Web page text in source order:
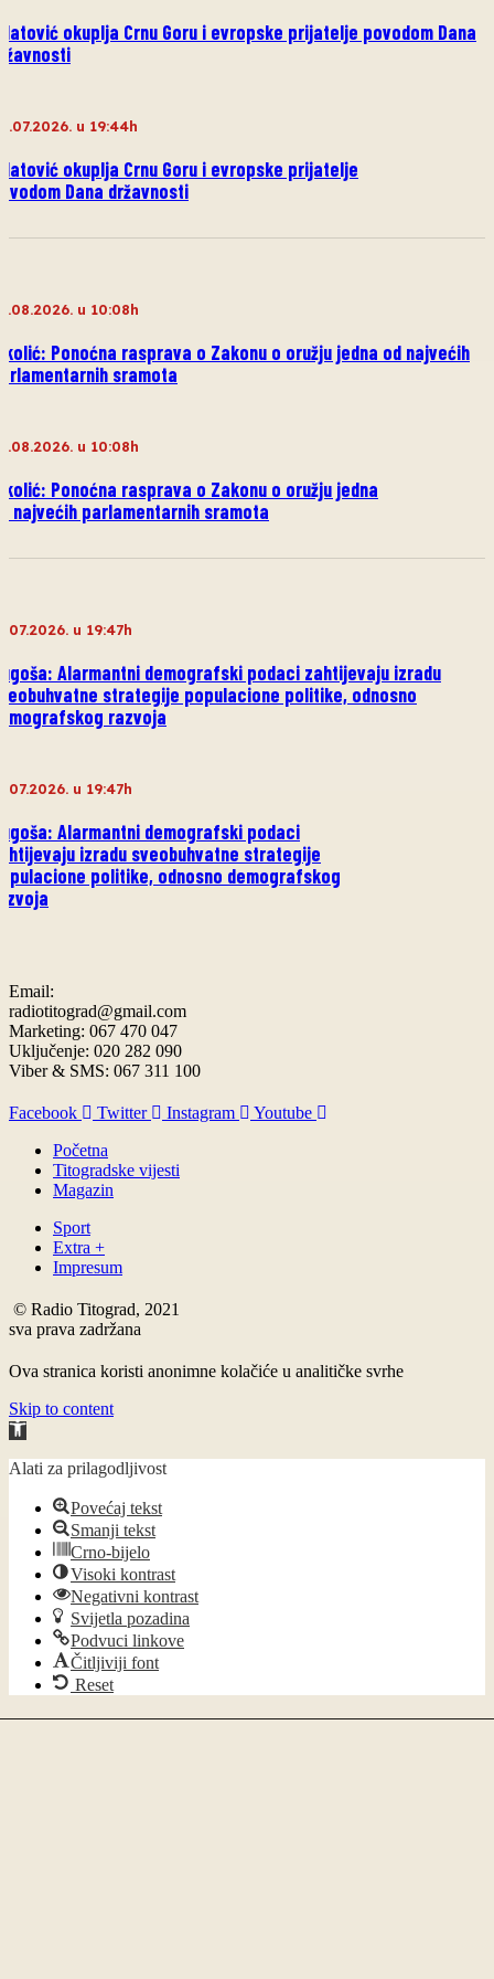
okuplja Crnu Goru i evropske prijatelje povodom Dana
u 19:44h
okuplja Crnu Goru i evropske prijatelje
Dana državnosti
u 10:08h
Ponoćna rasprava o Zakonu o oružju jedna od najvećih
sramota
u 10:08h
Ponoćna rasprava o Zakonu o oružju jedna
najvećih parlamentarnih sramota
u 19:47h
Alarmantni demografski podaci zahtijevaju izradu
strategije populacione politike, odnosno
razvoja
u 19:47h
Alarmantni demografski podaci
izradu sveobuhvatne strategije
politike, odnosno demografskog
Email:
radiotitograd@gmail.com
Marketing: 067 470 047
Uključenje: 020 282 090
Viber & SMS: 067 311 100
Facebook Twitter Instagram
Youtube
Početna
Titogradske vijesti
Magazin
Sport
Extra +
Impresum
© Radio Titograd, 2021
sva prava zadržana
Ova stranica koristi anonimne kolačiće u analitičke svrhe
Skip to content
Open
Alati za prilagodljivost
Povećaj tekst
Smanji tekst
Crno-bijelo
Visoki kontrast
Negativni kontrast
Svijetla pozadina
Podvuci linkove
Čitljiviji font
Reset